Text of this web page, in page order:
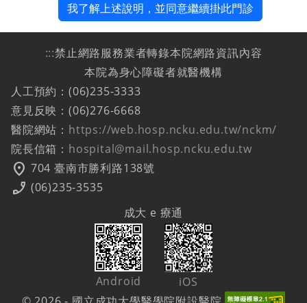
我了解上述說明，並同意繼續掛此門診
:::禁止網路服務業者轉錄本院網路資訊內容
本院為身心障礙者就醫機構
人工預約：(06)235-3333
意見反映：(06)276-6668
醫院網站： https://web.hosp.ncku.edu.tw/nckm/
院長信箱： hospital@mail.hosp.ncku.edu.tw
location_on 704 臺南市勝利路138號
phone_enabled (06)235-3535
成大 e 療通
Android
iOS